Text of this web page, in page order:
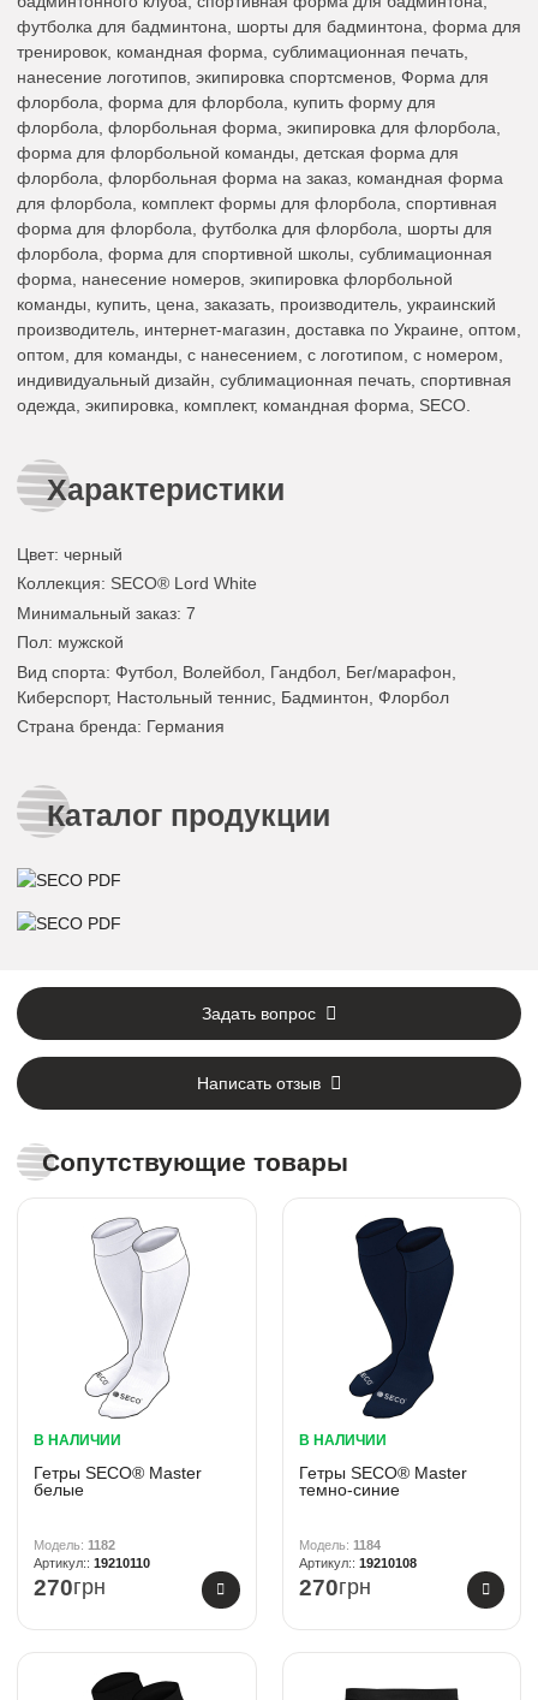
футболка для бадминтона, шорты для бадминтона, форма для
тренировок, командная форма, сублимационная печать,
нанесение логотипов, экипировка спортсменов, Форма для
флорбола, форма для флорбола, купить форму для
флорбола, флорбольная форма, экипировка для флорбола,
форма для флорбольной команды, детская форма для
флорбола, флорбольная форма на заказ, командная форма
для флорбола, комплект формы для флорбола, спортивная
форма для флорбола, футболка для флорбола, шорты для
флорбола, форма для спортивной школы, сублимационная
форма, нанесение номеров, экипировка флорбольной
команды, купить, цена, заказать, производитель, украинский
производитель, интернет-магазин, доставка по Украине, оптом,
оптом, для команды, с нанесением, с логотипом, с номером,
индивидуальный дизайн, сублимационная печать, спортивная
одежда, экипировка, комплект, командная форма, SECO.
Характеристики
Цвет: черный
Коллекция: SECO® Lord White
Минимальный заказ: 7
Пол: мужской
Вид спорта: Футбол, Волейбол, Гандбол, Бег/марафон,
Киберспорт, Настольный теннис, Бадминтон, Флорбол
Страна бренда: Германия
Каталог продукции
Задать вопрос
Написать отзыв
Сопутствующие товары
В НАЛИЧИИ
Гетры SECO® Master
белые
1182
19210110
270грн
В НАЛИЧИИ
Гетры SECO® Master
темно-синие
1184
19210108
270грн